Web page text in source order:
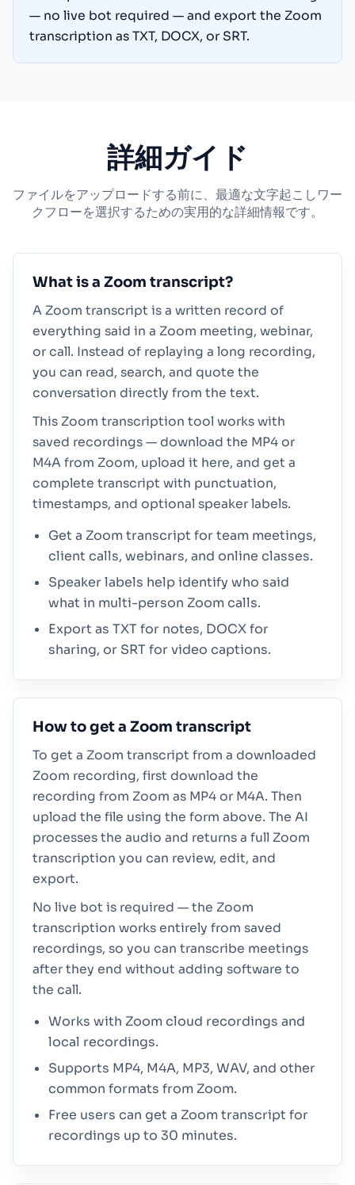
— no live bot required — and export the Zoom
transcription as TXT, DOCX, or SRT.
詳細ガイド
ファイルをアップロードする前に、最適な文字起こしワー
クフローを選択するための実用的な詳細情報です。
What is a Zoom transcript?
A Zoom transcript is a written record of
everything said in a Zoom meeting, webinar,
or call. Instead of replaying a long recording,
you can read, search, and quote the
conversation directly from the text.
This Zoom transcription tool works with
saved recordings — download the MP4 or
M4A from Zoom, upload it here, and get a
complete transcript with punctuation,
timestamps, and optional speaker labels.
Get a Zoom transcript for team meetings,
client calls, webinars, and online classes.
Speaker labels help identify who said
what in multi-person Zoom calls.
Export as TXT for notes, DOCX for
sharing, or SRT for video captions.
How to get a Zoom transcript
To get a Zoom transcript from a downloaded
Zoom recording, first download the
recording from Zoom as MP4 or M4A. Then
upload the file using the form above. The AI
processes the audio and returns a full Zoom
transcription you can review, edit, and
export.
No live bot is required — the Zoom
transcription works entirely from saved
recordings, so you can transcribe meetings
after they end without adding software to
the call.
Works with Zoom cloud recordings and
local recordings.
Supports MP4, M4A, MP3, WAV, and other
common formats from Zoom.
Free users can get a Zoom transcript for
recordings up to 30 minutes.